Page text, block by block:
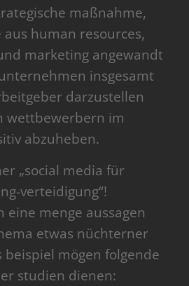
maßnahme,
human resources,
marketing angewandt
insgesamt
darzustellen
wettbewerbern im
abzuheben.
„social media für
verteidigung“!
eine menge aussagen
etwas nüchterner
beispiel mögen folgende
studien dienen: